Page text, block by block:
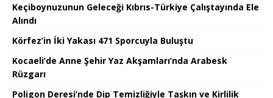
Keçiboynuzunun Geleceği Kıbrıs-Türkiye Çalıştayında Ele
Alındı
Körfez’in İki Yakası 471 Sporcuyla Buluştu
Kocaeli’de Anne Şehir Yaz Akşamları’nda Arabesk
Rüzgarı
Poligon Deresi’nde Dip Temizliğiyle Taşkın ve Kirlilik